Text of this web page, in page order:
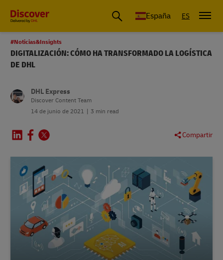
España ES
#Noticias&Insights
DIGITALIZACIÓN: CÓMO HA TRANSFORMADO LA LOGÍSTICA
DE DHL
DHL Express
Discover Content Team
14 de junio de 2021
3 min read
Compartir